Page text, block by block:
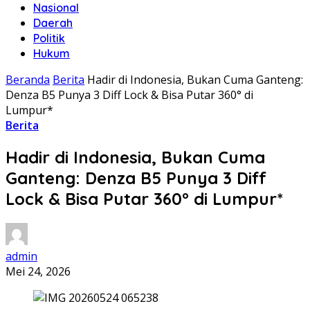
Nasional
Daerah
Politik
Hukum
Beranda Berita Hadir di Indonesia, Bukan Cuma Ganteng:
Denza B5 Punya 3 Diff Lock & Bisa Putar 360° di
Lumpur*
Berita
Hadir di Indonesia, Bukan Cuma
Ganteng: Denza B5 Punya 3 Diff
Lock & Bisa Putar 360° di Lumpur*
admin
Mei 24, 2026